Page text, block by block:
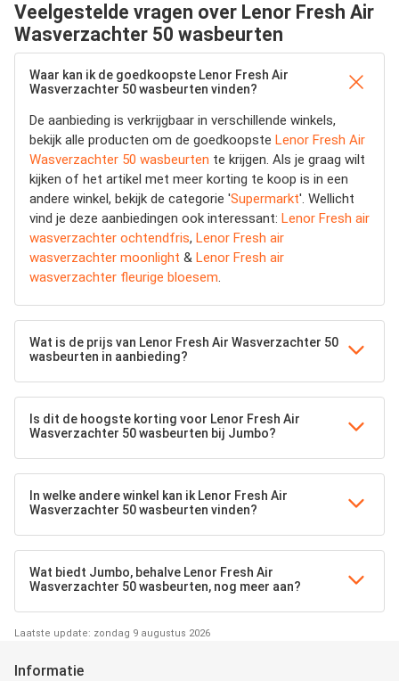
Veelgestelde vragen over Lenor Fresh Air
Wasverzachter 50 wasbeurten
Waar kan ik de goedkoopste Lenor Fresh Air
Wasverzachter 50 wasbeurten vinden?
De aanbieding is verkrijgbaar in verschillende winkels,
bekijk alle producten om de goedkoopste Lenor Fresh Air
Wasverzachter 50 wasbeurten te krijgen. Als je graag wilt
kijken of het artikel met meer korting te koop is in een
andere winkel, bekijk de categorie 'Supermarkt'. Wellicht
vind je deze aanbiedingen ook interessant: Lenor Fresh air
wasverzachter ochtendfris, Lenor Fresh air
wasverzachter moonlight & Lenor Fresh air
wasverzachter fleurige bloesem.
Wat is de prijs van Lenor Fresh Air Wasverzachter 50
wasbeurten in aanbieding?
Is dit de hoogste korting voor Lenor Fresh Air
Wasverzachter 50 wasbeurten bij Jumbo?
In welke andere winkel kan ik Lenor Fresh Air
Wasverzachter 50 wasbeurten vinden?
Wat biedt Jumbo, behalve Lenor Fresh Air
Wasverzachter 50 wasbeurten, nog meer aan?
Laatste update: zondag 9 augustus 2026
Informatie